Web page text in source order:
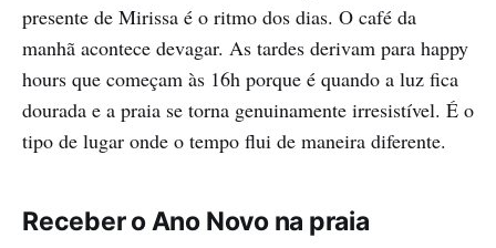
presente de Mirissa é o ritmo dos dias. O café da
manhã acontece devagar. As tardes derivam para happy
hours que começam às 16h porque é quando a luz fica
dourada e a praia se torna genuinamente irresistível. É o
tipo de lugar onde o tempo flui de maneira diferente.
Receber o Ano Novo na praia